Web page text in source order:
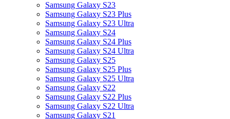
Samsung Galaxy S23
Samsung Galaxy S23 Plus
Samsung Galaxy S23 Ultra
Samsung Galaxy S24
Samsung Galaxy S24 Plus
Samsung Galaxy S24 Ultra
Samsung Galaxy S25
Samsung Galaxy S25 Plus
Samsung Galaxy S25 Ultra
Samsung Galaxy S22
Samsung Galaxy S22 Plus
Samsung Galaxy S22 Ultra
Samsung Galaxy S21